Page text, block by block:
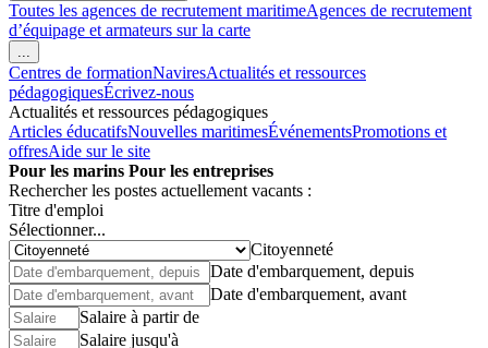
Toutes les agences de recrutement maritimeAgences de recrutement
d’équipage et armateurs sur la carte
...
Centres de formationNaviresActualités et ressources
pédagogiquesÉcrivez-nous
Actualités et ressources pédagogiques
Articles éducatifsNouvelles maritimesÉvénementsPromotions et
offresAide sur le site
Pour les marins Pour les entreprises
Rechercher les postes actuellement vacants :
Titre d'emploi
Sélectionner...
Citoyenneté
Date d'embarquement, depuis
Date d'embarquement, avant
Salaire à partir de
Salaire jusqu'à